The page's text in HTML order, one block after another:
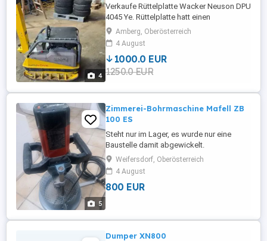
4
Verkaufe Rüttelplatte Wacker Neuson DPU
4045 Ye. Rüttelplatte hatt einen
Elektrostarter, Wenig gebraucht. Bj 2020.
Technisch und optisch in einem sehr
guten Zustand.
Amberg, Oberösterreich
4 August
1000.0 EUR
1250.0 EUR
5
Zimmerei-Bohrmaschine Mafell ZB
100 ES
Steht nur im Lager, es wurde nur eine
Baustelle damit abgewickelt.
Weifersdorf, Oberösterreich
4 August
800 EUR
Dumper XN800